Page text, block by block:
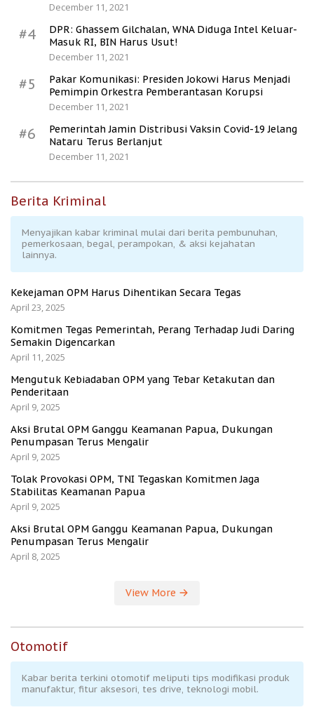
December 11, 2021
#4
DPR: Ghassem Gilchalan, WNA Diduga Intel Keluar-
Masuk RI, BIN Harus Usut!
December 11, 2021
#5
Pakar Komunikasi: Presiden Jokowi Harus Menjadi
Pemimpin Orkestra Pemberantasan Korupsi
December 11, 2021
#6
Pemerintah Jamin Distribusi Vaksin Covid-19 Jelang
Nataru Terus Berlanjut
December 11, 2021
Berita Kriminal
Menyajikan kabar kriminal mulai dari berita pembunuhan,
pemerkosaan, begal, perampokan, & aksi kejahatan
lainnya.
Kekejaman OPM Harus Dihentikan Secara Tegas
April 23, 2025
Komitmen Tegas Pemerintah, Perang Terhadap Judi Daring
Semakin Digencarkan
April 11, 2025
Mengutuk Kebiadaban OPM yang Tebar Ketakutan dan
Penderitaan
April 9, 2025
Aksi Brutal OPM Ganggu Keamanan Papua, Dukungan
Penumpasan Terus Mengalir
April 9, 2025
Tolak Provokasi OPM, TNI Tegaskan Komitmen Jaga
Stabilitas Keamanan Papua
April 9, 2025
Aksi Brutal OPM Ganggu Keamanan Papua, Dukungan
Penumpasan Terus Mengalir
April 8, 2025
View More
Otomotif
Kabar berita terkini otomotif meliputi tips modifikasi produk
manufaktur, fitur aksesori, tes drive, teknologi mobil.